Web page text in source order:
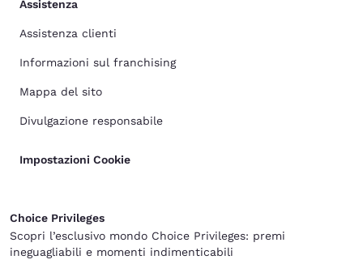
Assistenza
Assistenza clienti
Informazioni sul franchising
Mappa del sito
Divulgazione responsabile
Impostazioni Cookie
Choice Privileges
Scopri l’esclusivo mondo Choice Privileges: premi
ineguagliabili e momenti indimenticabili